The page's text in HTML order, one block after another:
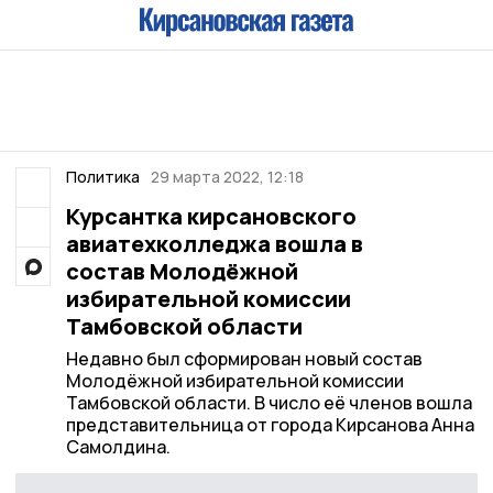
Политика 29 марта 2022, 12:18
Курсантка кирсановского
авиатехколледжа вошла в
состав Молодёжной
избирательной комиссии
Тамбовской области
Недавно был сформирован новый состав
Молодёжной избирательной комиссии
Тамбовской области. В число её членов вошла
представительница от города Кирсанова Анна
Самолдина.